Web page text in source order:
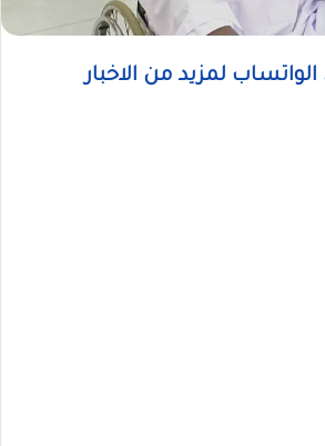
الواتساب لمزيد من الاخبار